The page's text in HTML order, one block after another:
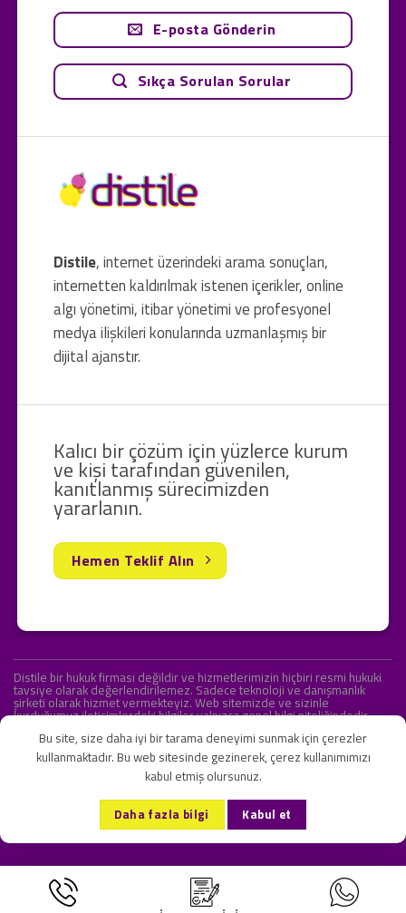
Distile, internet üzerindeki arama sonuçları,
internetten kaldırılmak istenen içerikler, online
algı yönetimi, itibar yönetimi ve profesyonel
medya ilişkileri konularında uzmanlaşmış bir
dijital ajanstır.
E-posta Gönderin
Sıkça Sorulan Sorular
Kalıcı bir çözüm için yüzlerce kurum
ve kişi tarafından güvenilen,
kanıtlanmış sürecimizden
yararlanın.
Hemen Teklif Alın
Distile bir hukuk firması değildir ve hizmetlerimizin hiçbiri resmi hukuki
tavsiye olarak değerlendirilemez. Sadece teknoloji ve danışmanlık
şirketi olarak hizmet vermekteyiz. Web sitemizde ve sizinle
kurduğumuz iletişimlerdeki bilgiler yalnızca genel bilgi niteliğindedir.
KVKK ve Gizlilik Sözleşmesi S.S.S. İletişim
Copyright 2026 ©Onlipr Teknoloji ve Ticaret A.Ş.
Bu site, size daha iyi bir tarama deneyimi sunmak için çerezler
kullanmaktadır. Bu web sitesinde gezinerek, çerez kullanımımızı
kabul etmiş olursunuz.
Daha fazla bilgi Kabul et